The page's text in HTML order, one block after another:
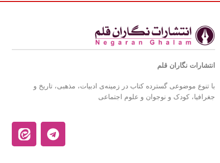
انتشارات نگاران قلم
با تنوع موضوعی گسترده کتاب در زمینه‌ی ادبیات، مذهبی، تاریخ و
جغرافیا، کودک و نوجوان و علوم اجتماعی